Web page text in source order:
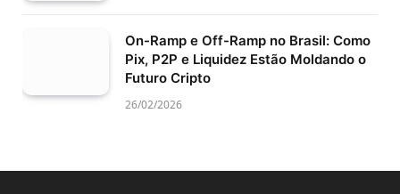
On-Ramp e Off-Ramp no Brasil: Como
Pix, P2P e Liquidez Estão Moldando o
Futuro Cripto
26/02/2026